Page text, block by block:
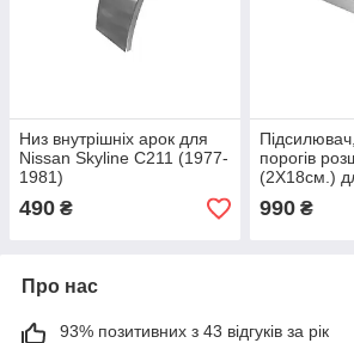
Низ внутрішніх арок для
Nissan Skyline C211 (1977-
1981)
490 ₴
порогів
(2Х18см.)
Skyline V36
990₴
Про нас
93% позитивних з 43 відгуків за рік